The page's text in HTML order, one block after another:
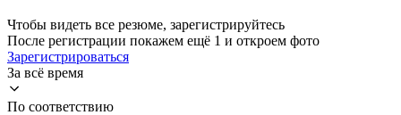
Чтобы видеть все резюме, зарегистрируйтесь
После регистрации покажем ещё 1 и откроем фото
Зарегистрироваться
За всё время
По соответствию